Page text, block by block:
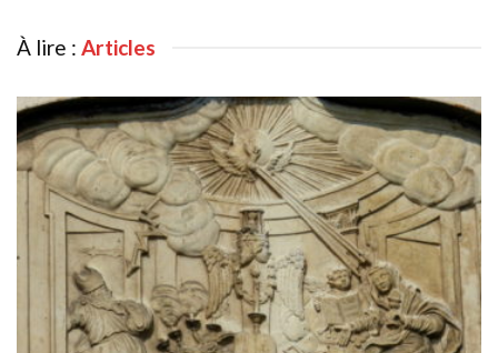
À lire : Articles